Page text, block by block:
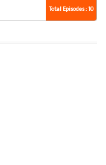
Total Episodes : 10